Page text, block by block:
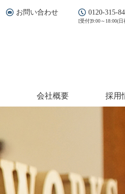
お問い合わせ 0120-315-
[受付]9:00～18:00(日
会社概要 採用